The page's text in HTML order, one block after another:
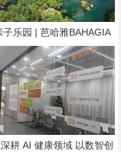
子乐园 | 芭哈雅BAHAGIA
隐世乐园，7月试启幕
耕 AI 健康领域 以数智创